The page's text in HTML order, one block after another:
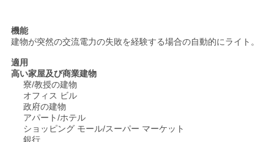
SITEMAP
プ
機能
建物が突然の交流電力の失敗を経験する場合の自動的にライト。
適用
高い家屋及び商業建物
寮/教授の建物
オフィス ビル
政府の建物
アパート/ホテル
ショッピング モール/スーパー マーケット
銀行